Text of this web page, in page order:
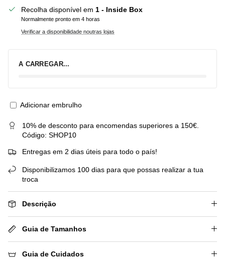
Recolha disponível em 1 - Inside Box
Normalmente pronto em 4 horas
Verificar a disponibilidade noutras lojas
A CARREGAR...
Adicionar embrulho
10% de desconto para encomendas superiores a 150€.
Código: SHOP10
Entregas em 2 dias úteis para todo o país!
Disponibilizamos 100 dias para que possas realizar a tua
troca
Descrição
Guia de Tamanhos
Guia de Cuidados